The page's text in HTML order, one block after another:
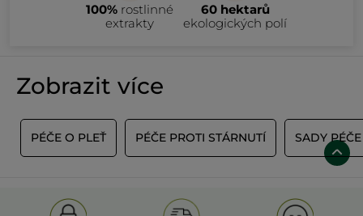
100% rostlinné
extrakty
60 hektarů
ekologických polí
Zobrazit více
PÉČE O PLEŤ PÉČE PROTI STÁRNUTÍ SADY